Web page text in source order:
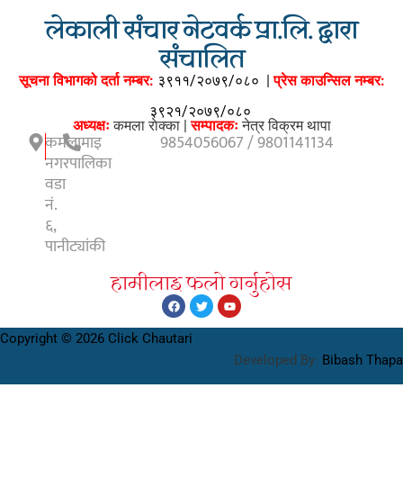
लेकाली संचार नेटवर्क प्रा.लि. द्वारा
संचालित
सूचना विभागको दर्ता नम्बर: ३९११/२०७९/०८० |प्रेस काउन्सिल नम्बर:
३९२१/२०७९/०८०
अध्यक्षःकमला राेक्का |सम्पादकःनेत्र विक्रम थापा
कमलामाइ
नगरपालिका
वडा
नं.
६,
पानीट्यांकी
9854056067 / 9801141134
हामीलाइ फलाे गर्नुहाेस
Copyright © 2026 Click Chautari
Developed By: Bibash Thapa